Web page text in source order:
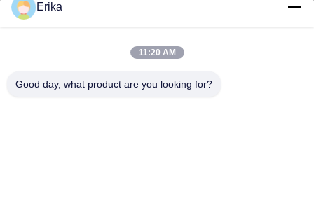
Notre adresse
Édifice international Weiye, n° 75 rue Lingnan, ville de Dali,
Erika
11:20 AM
Good day, what product are you looking for?